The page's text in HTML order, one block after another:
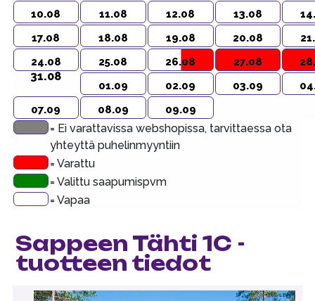
10.08 11.08 12.08 13.08
17.08
18.08 19.08 20.08
24.08
25.08 26.08 27.08
31.08
01.09 02.09 03.09
07.09
08.09 09.09
= Ei varattavissa webshopissa, tarvittaessa ota
yhteyttä puhelinmyyntiin
= Varattu
= Valittu saapumispvm
= Vapaa
Sappeen Tähti 1C -
tuotteen tiedot